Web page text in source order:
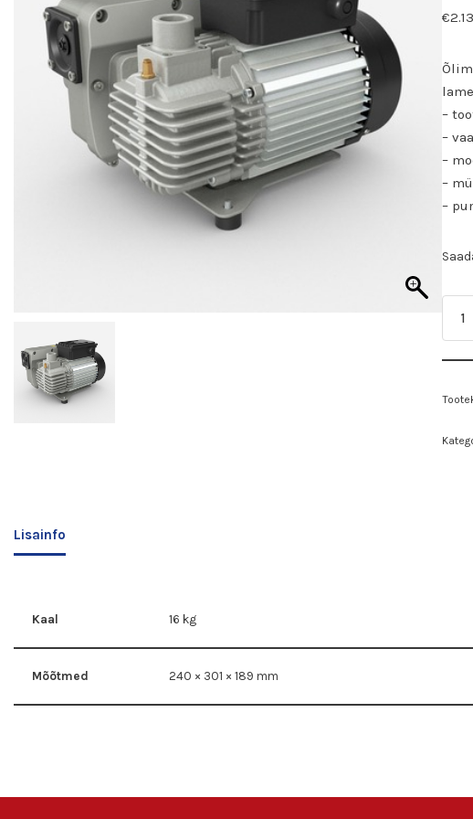
€
–
–
–
–
–
Lisainfo
Kaal 16 kg
Mõõtmed 240 × 301 × 189 mm